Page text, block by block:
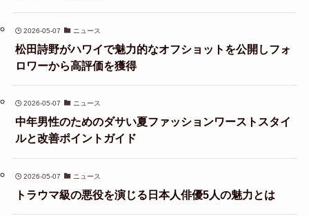
2026-05-07 ニュース
松田詩野がハワイで魅力的なオフショットを公開しフォ
ロワーから高評価を獲得
2026-05-07 ニュース
中年男性のためのダサい夏ファッションワーストスタイ
ルと改善ポイントガイド
2026-05-07 ニュース
トラウマ級の悪役を演じる日本人俳優5人の魅力とは